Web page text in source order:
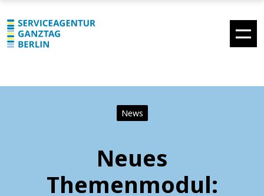
News
Neues
Themenmodul: